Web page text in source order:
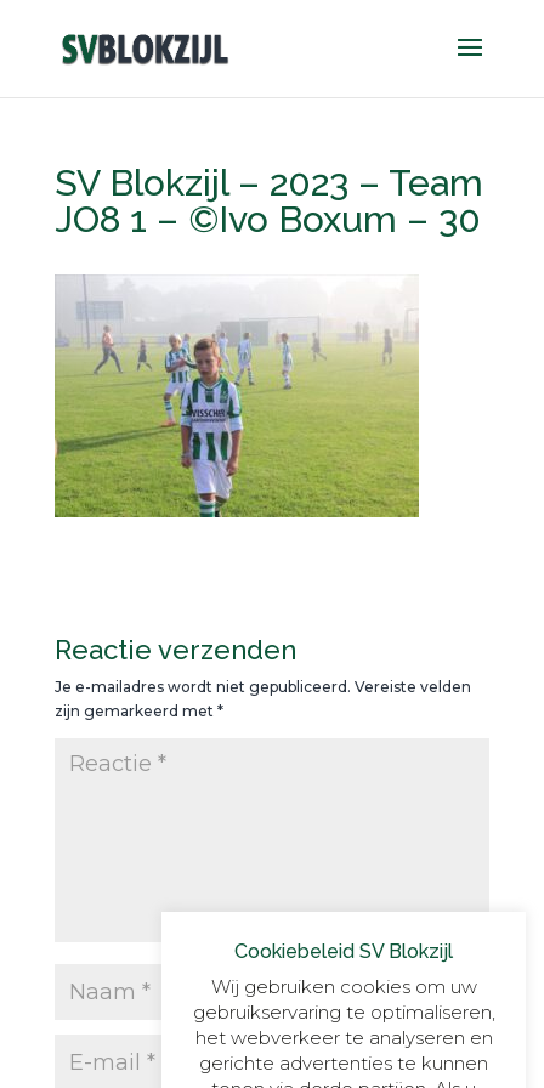
SV Blokzijl – 2023 – Team
JO8 1 – ©Ivo Boxum – 30
Reactie verzenden
Je e-mailadres wordt niet gepubliceerd. Vereiste velden
zijn gemarkeerd met *
Cookiebeleid SV Blokzijl
Wij gebruiken cookies om uw
gebruikservaring te optimaliseren,
het webverkeer te analyseren en
gerichte advertenties te kunnen